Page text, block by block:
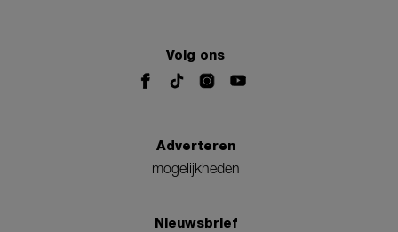
Volg ons
Adverteren
mogelijkheden
Nieuwsbrief